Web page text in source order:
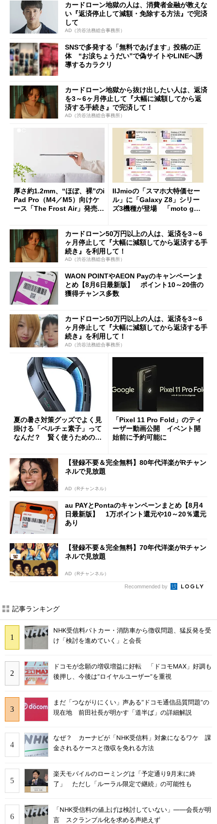
カードローン地獄の人は、消費者金融が教えな
い『返済停止して減額・免除する方法』で完済
して
AD（渋谷法務総合事務所）
SNSで多発する「無料であげます」投稿の正
体 “お涙ちょうだい”で偽サイトやLINEへ誘
導するカラクリ
カードローン地獄から抜け出したい人は、返済
を3～6ヶ月停止して『大幅に減額してから返
済する手続き』で完済して！
AD（渋谷法務総合事務所）
厚さ約1.2mm、“ほぼ、裸”のi
Pad Pro（M4／M5）向けケ
ース「The Frost Air」発売
IIJmioの「スマホ大特価セー
ル」に「Galaxy Z8」シリー
ズ3機種が登場 「moto g37
カードローン50万円以上の人は、返済を3～6
ヶ月停止して『大幅に減額してから返済する手
続き』を利用して！
AD（渋谷法務総合事務所）
WAON POINTやAEON Payのキャンペーンま
とめ【8月6日最新版】 ポイント10～20倍の
獲得チャンス多数
カードローン50万円以上の人は、返済を3～6
ヶ月停止して『大幅に減額してから返済する手
続き』を利用して！
AD（渋谷法務総合事務所）
夏の暑さ対策グッズでよく見
掛ける「ペルチェ素子」って
なんだ？ 賢く使うための注
「Pixel 11 Pro Fold」のティ
ーザー動画公開 イベント開
始前に予約可能に
【登録不要＆完全無料】80年代洋楽がRチャン
ネルで見放題
AD（Rチャンネル）
au PAYとPontaのキャンペーンまとめ【8月4
日最新版】 1万ポイント還元や10～20％還元
あり
【登録不要＆完全無料】70年代洋楽がRチャン
ネルで見放題
AD（Rチャンネル）
Recommended by
記事ランキング
NHK受信料パトカー・消防車から徴収問題、猛反発を受
け「検討を進めていく」と会長
ドコモが念願の増収増益に好転 「ドコモMAX」好調も
後押し、今後は“ロイヤルユーザー”を重視
まだ「つながりにくい」声ある“ドコモ通信品質問題”の
現在地 前田社長が明かす「道半ば」の詳細解説
なぜ？ カーナビが「NHK受信料」対象になるワケ 課
金されるケースと徴収を免れる方法
楽天モバイルのローミングは「予定通り9月末に終
了」 ただし「ルーラル限定で継続」の可能性も
「NHK受信料の値上げは検討していない」――会長が明
言 スクランブル化を求める声絶えず